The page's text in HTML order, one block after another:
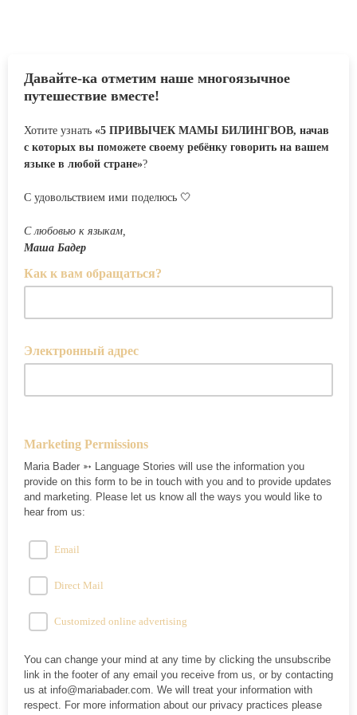
Давайте-ка отметим наше многоязычное
путешествие вместе!
Хотите узнать «5 ПРИВЫЧЕК МАМЫ БИЛИНГВОВ, начав
с которых вы поможете своему ребёнку говорить на вашем
языке в любой стране»?
С удовольствием ими поделюсь 🤍
С любовью к языкам,
Маша Бадер
Как к вам обращаться?
Электронный адрес
Marketing Permissions
Maria Bader ➳ Language Stories will use the information you
provide on this form to be in touch with you and to provide updates
and marketing. Please let us know all the ways you would like to
hear from us:
Email
Direct Mail
Customized online advertising
You can change your mind at any time by clicking the unsubscribe
link in the footer of any email you receive from us, or by contacting
us at info@mariabader.com. We will treat your information with
respect. For more information about our privacy practices please